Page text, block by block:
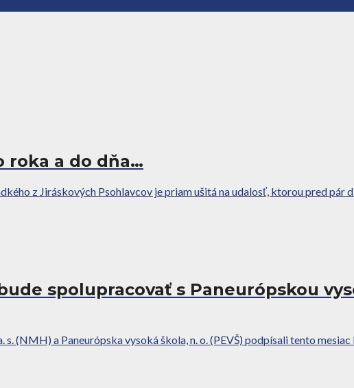
roka a do dňa…
z Jiráskových Psohlavcov je priam ušitá na udalosť, ktorou pred pár
spolupracovať s Paneurópskou
(NMH) a Paneurópska vysoká škola, n. o. (PEVŠ) podpísali tento